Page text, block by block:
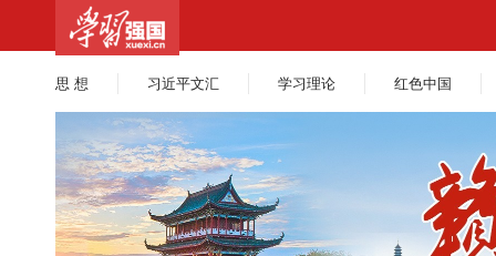
思 想 习近平文汇 学习理论 红色中国